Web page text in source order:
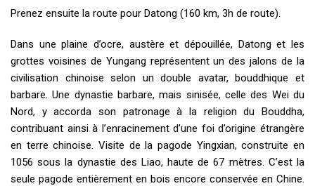
Prenez ensuite la route pour Datong (160 km, 3h de route).
Dans une plaine d’ocre, austère et dépouillée, Datong et les
grottes voisines de Yungang représentent un des jalons de la
civilisation chinoise selon un double avatar, bouddhique et
barbare. Une dynastie barbare, mais sinisée, celle des Wei du
Nord, y accorda son patronage à la religion du Bouddha,
contribuant ainsi à l’enracinement d’une foi d’origine étrangère
en terre chinoise. Visite de la pagode Yingxian, construite en
1056 sous la dynastie des Liao, haute de 67 mètres. C’est la
seule pagode entièrement en bois encore conservée en Chine.